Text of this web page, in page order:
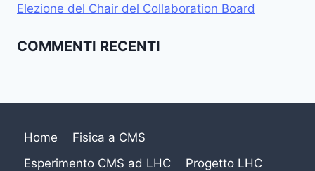
Elezione del Chair del Collaboration Board
COMMENTI RECENTI
Home
Fisica a CMS
Esperimento CMS ad LHC
Progetto LHC